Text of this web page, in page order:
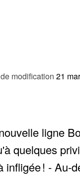
modification 21
ligne
quelques
infligée ! -